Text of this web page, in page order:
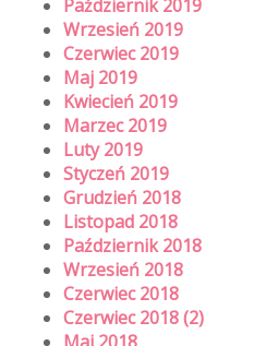
Październik 2019
Wrzesień 2019
Czerwiec 2019
Maj 2019
Kwiecień 2019
Marzec 2019
Luty 2019
Styczeń 2019
Grudzień 2018
Listopad 2018
Październik 2018
Wrzesień 2018
Czerwiec 2018
Czerwiec 2018 (2)